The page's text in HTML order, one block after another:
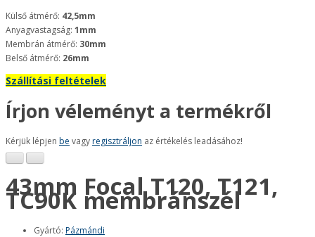
Külső átmérő: 42,5mm
Anyagvastagság: 1mm
Membrán átmérő: 30mm
Belső átmérő: 26mm
Szállítási feltételek
Írjon véleményt a termékről
Kérjük lépjen be vagyregisztráljon az értékelés leadásához!
43mm Focal T120, T121,
TC90K membránszél
Gyártó: Pázmándi